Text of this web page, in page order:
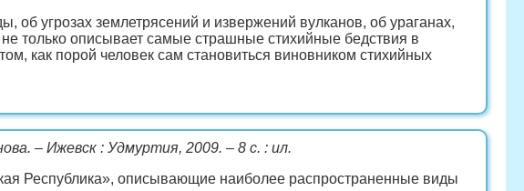
об угрозах землетрясений и извержений вулканов, об ураганах,
только описывает самые страшные стихийные бедствия в
как порой человек сам становиться виновником стихийных
– Ижевск : Удмуртия, 2009. – 8 с. : ил.
Республика», описывающие наиболее распространенные виды